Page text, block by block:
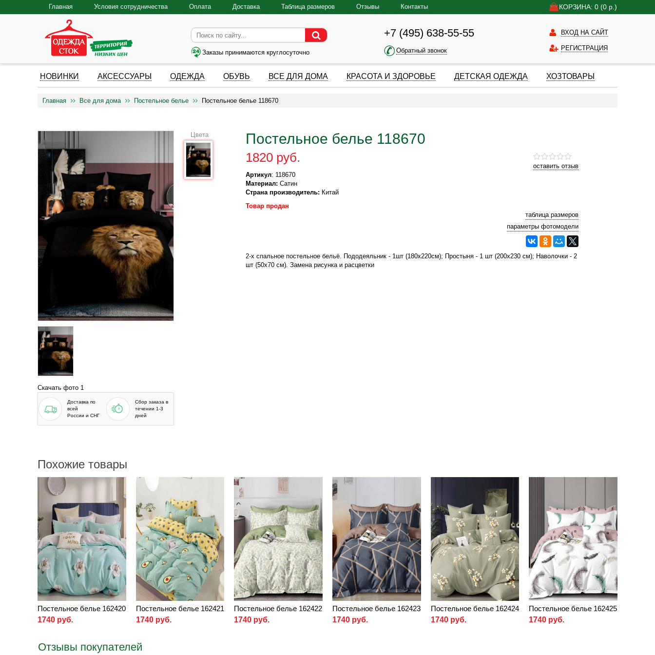
КОРЗИНА: 0 (0 р.)
Главная Условия сотрудничества Оплата Доставка Таблица размеров Отзывы Контакты
Заказы принимаются круглосуточно
+7 (495) 638-55-55
Обратный звонок
ВХОД НА САЙТ
РЕГИСТРАЦИЯ
НОВИНКИ АКСЕССУАРЫ ОДЕЖДА ОБУВЬ ВСЕ ДЛЯ ДОМА КРАСОТА И ЗДОРОВЬЕ ДЕТСКАЯ ОДЕЖДА ХОЗТОВАРЫ
Главная Все для дома Постельное белье Постельное белье 118670
Скачать фото 1
Доставка по
всей
России и СНГ
Сбор заказа в
течении 1-3
дней
Постельное белье 118670
оставить отзыв
1820 руб.
Артикул: 118670
Материал: Сатин
Страна производитель: Китай
Цвета
Товар продан
таблица размеров
параметры фотомодели
2-х спальное постельное бельё. Пододеяльник - 1шт (180х220см); Простыня - 1 шт (200х230 см); Наволочки - 2
шт (50х70 см). Замена рисунка и расцветки
Похожие товары
Постельное белье 162420
1740 руб.
Постельное белье 162421
1740 руб.
Постельное белье 162422
1740 руб.
Постельное белье 162423
1740 руб.
Постельное белье 162424
1740 руб.
Постельное белье 162425
1740 руб.
Отзывы покупателей